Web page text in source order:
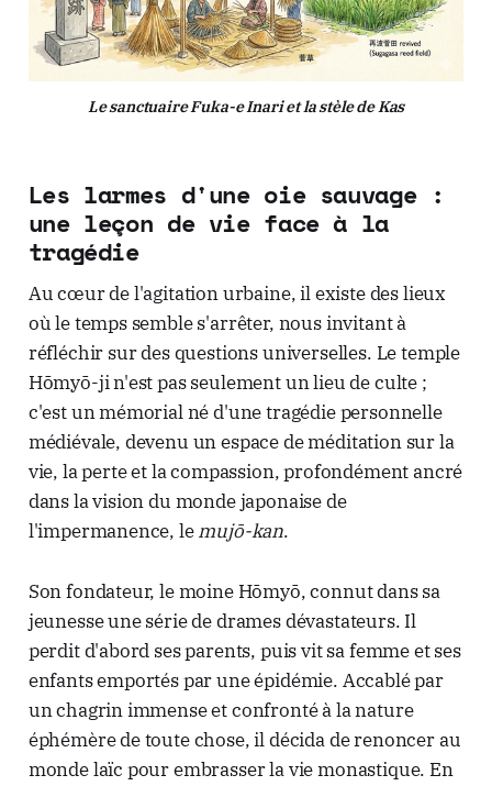
Le sanctuaire Fuka-e Inari et la stèle de Kas
Les larmes d'une oie sauvage :
une leçon de vie face à la
tragédie
Au cœur de l'agitation urbaine, il existe des lieux
où le temps semble s'arrêter, nous invitant à
réfléchir sur des questions universelles. Le temple
Hōmyō-ji n'est pas seulement un lieu de culte ;
c'est un mémorial né d'une tragédie personnelle
médiévale, devenu un espace de méditation sur la
vie, la perte et la compassion, profondément ancré
dans la vision du monde japonaise de
l'impermanence, lemujō-kan.
Son fondateur, le moine Hōmyō, connut dans sa
jeunesse une série de drames dévastateurs. Il
perdit d'abord ses parents, puis vit sa femme et ses
enfants emportés par une épidémie. Accablé par
un chagrin immense et confronté à la nature
éphémère de toute chose, il décida de renoncer au
monde laïc pour embrasser la vie monastique. En